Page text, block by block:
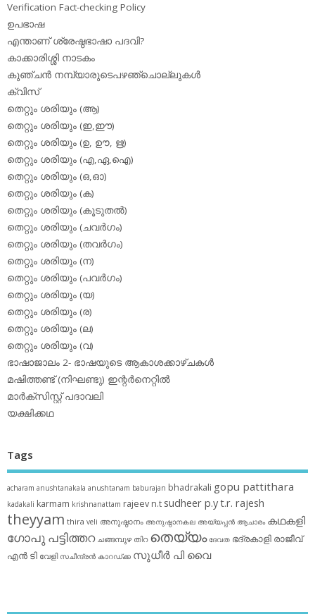
Verification Fact-checking Policy
ഉപഭാഷ
എന്താണ് ശ്രേഷ്ഠഭാഷാ പദവി?
കാക്കാരിശ്ശി നാടകം
കുഞ്ചന്‍ നമ്പ്യാരുടെപഴഞ്ചൊല്ലുകള്‍
ക്വിസ്
തെറ്റും ശരിയും (ആ)
തെറ്റും ശരിയും (ഇ,ഈ)
തെറ്റും ശരിയും (ഉ, ഊ, ഋ)
തെറ്റും ശരിയും (എ,ഏ,ഐ)
തെറ്റും ശരിയും (ഒ,ഓ)
തെറ്റും ശരിയും (ക)
തെറ്റും ശരിയും (കൂടുതല്‍)
തെറ്റും ശരിയും (ചവര്‍ഗം)
തെറ്റും ശരിയും (തവര്‍ഗം)
തെറ്റും ശരിയും (ന)
തെറ്റും ശരിയും (പവര്‍ഗം)
തെറ്റും ശരിയും (യ)
തെറ്റും ശരിയും (ര)
തെറ്റും ശരിയും (ല)
തെറ്റും ശരിയും (വ)
ഭാഷാജാലം 2- ഭാഷയുടെ ആകാശക്കാഴ്ചകള്‍
മഷിത്തണ്ട് (നിഘണ്ടു) ഇന്റര്‍നെറ്റില്‍
മാര്‍ക്‌സിസ്റ്റ് പദാവലി
യക്ഷിക്കഥ
Tags
acharam anushtanakala anushtanam baburajan bhadrakali gopu pattithara
kadakali karmam krishnanattam rajeev n.t sudheer p.yt.r. rajesh
theyyam thira veli അനുഷ്ഠാനം അനുഷ്ഠാനകല അയ്യപ്പന്‍ ആചാരം കഥകളി
ഗോപു പട്ടിത്തറ ചങ്ങമ്പുഴ തിറ തെയ്യം ദേവത ഭദ്രകാളി രാജീവ്
എൻ ടി വേളി സചീന്ദ്രന്‍ കാറഡ്ക്ക സുധീര്‍ പി വൈ